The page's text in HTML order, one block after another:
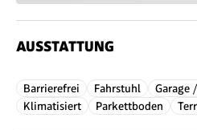
AUSSTATTUNG
Barrierefrei Fahrstuhl Garage
Klimatisiert
Parkettboden